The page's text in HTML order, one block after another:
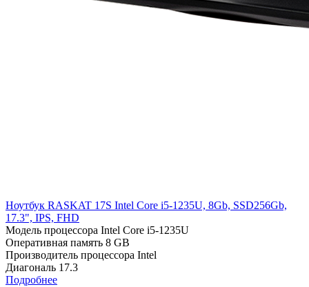
Ноутбук RASKAT 17S Intel Core i5-1235U, 8Gb, SSD256Gb,
17.3", IPS, FHD
Модель процессора Intel Core i5-1235U
Оперативная память 8 GB
Производитель процессора Intel
Диагональ 17.3
Подробнее